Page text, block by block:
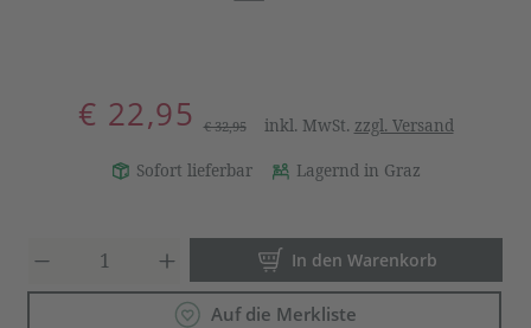
€ 22,95 € 32,95 inkl. MwSt. zzgl. Versand
Sofort lieferbar Lagernd in Graz
Produkt Anzahl: Gib den
In den Warenkorb
Auf die Merkliste